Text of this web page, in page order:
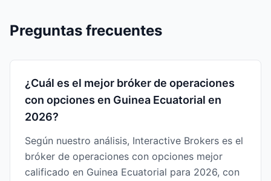
Preguntas frecuentes
¿Cuál es el mejor bróker de operaciones
con opciones en Guinea Ecuatorial en
2026?
Según nuestro análisis, Interactive Brokers es el
bróker de operaciones con opciones mejor
calificado en Guinea Ecuatorial para 2026, con